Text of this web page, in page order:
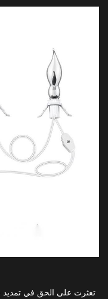
تعثرت على الحق في تمديد